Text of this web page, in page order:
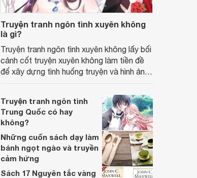
Truyện tranh ngôn tình xuyên không
là gì?
Truyện tranh ngôn tình xuyên không lấy bối
cảnh cốt truyện xuyên không làm tiền đề
để xây dựng tình huống truyện và hình ảnh
Truyện tranh ngôn tình
Trung Quốc có hay
không?
Những cuốn sách dạy làm
bánh ngọt ngào và truyền
cảm hứng
Sách 17 Nguyên tắc vàng